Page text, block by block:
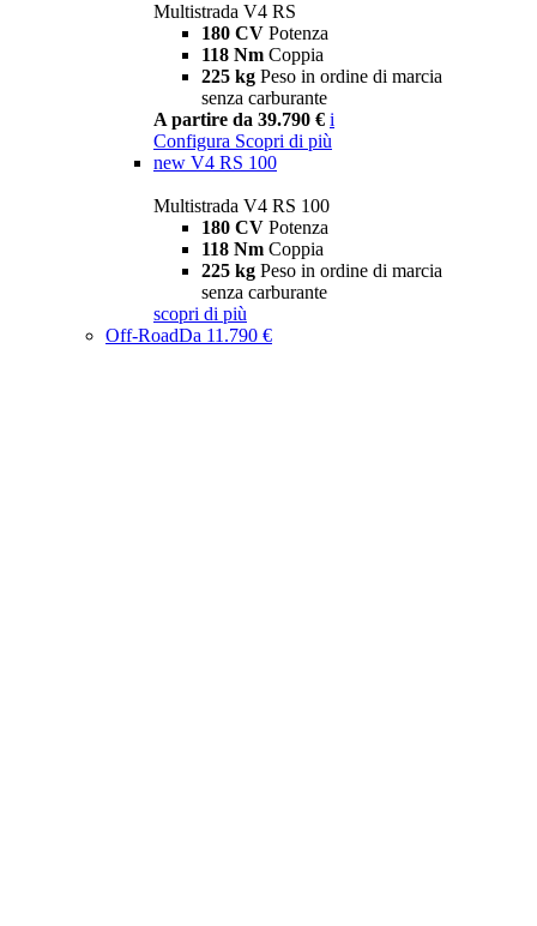
Multistrada V4 RS
180 CV Potenza
118 Nm Coppia
225 kg Peso in ordine di marcia
senza carburante
A partire da 39.790 € i
Configura Scopri di più
new V4 RS 100
Multistrada V4 RS 100
180 CV Potenza
118 Nm Coppia
225 kg Peso in ordine di marcia
senza carburante
scopri di più
Off-RoadDa 11.790 €